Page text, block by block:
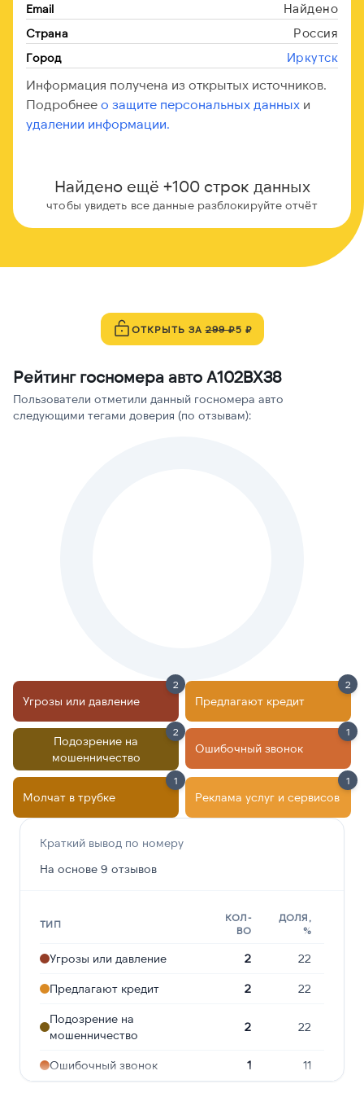
Email Найдено
Страна Россия
Город Иркутск
Информация получена из открытых источников.
Подробнее о защите персональных данных и
удалении информации.
Найдено ещё +100 строк данных
чтобы увидеть все данные разблокируйте отчёт
ОТКРЫТЬ ЗА299 ₽5 ₽
Рейтинг госномера авто А102ВХ38
Пользователи отметили данный госномера авто
следующими тегами доверия (по отзывам):
Угрозы или давление
2
Предлагают кредит
2
Подозрение на
мошенничество
2
Ошибочный звонок
1
Молчат в трубке
1
Реклама услуг и сервисов
1
Краткий вывод по номеру
На основе 9 отзывов
ТИП
КОЛ-
ВО
ДОЛЯ,
%
Угрозы или давление 2 22
Предлагают кредит 2 22
Подозрение на
мошенничество
2 22
Ошибочный звонок 1 11